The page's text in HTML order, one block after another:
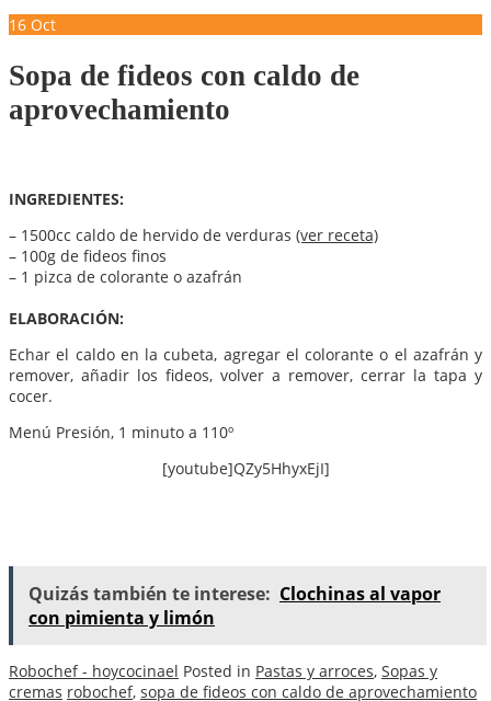
16 Oct
Sopa de fideos con caldo de
aprovechamiento
INGREDIENTES:
– 1500cc caldo de hervido de verduras (ver receta)
– 100g de fideos finos
– 1 pizca de colorante o azafrán
ELABORACIÓN:
Echar el caldo en la cubeta, agregar el colorante o el azafrán y
remover, añadir los fideos, volver a remover, cerrar la tapa y
cocer.
Menú Presión, 1 minuto a 110º
[youtube]QZy5HhyxEjI]
Quizás también te interese: Clochinas al vapor
con pimienta y limón
Robochef - hoycocinael Posted in Pastas y arroces, Sopas y
cremas robochef, sopa de fideos con caldo de aprovechamiento